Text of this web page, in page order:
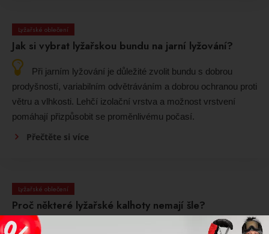
Lyžařské oblečení
Jak si vybrat lyžařskou bundu na jarní lyžování?
Při jarním lyžování je důležité zvolit bundu s dobrou
prodyšností, variabilním odvětráváním a dobrou ochranou proti
větru a vlhkosti. Lehčí izolační vrstva a možnost vrstvení
pomáhají přizpůsobit se proměnlivému počasí.
Přečtěte si více
Lyžařské oblečení
Proč některé lyžařské kalhoty nemají šle?
Ne všechny lyžařské kalhoty šle potřebují. Mnoho